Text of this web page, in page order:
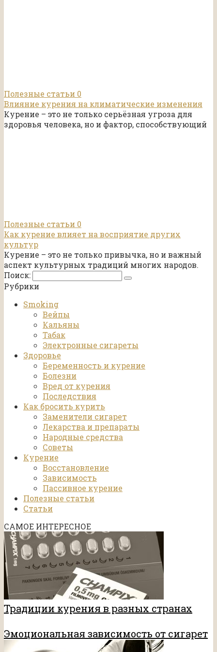
Полезные статьи 0
Влияние курения на климатические изменения
Курение – это не только серьёзная угроза для
здоровья человека, но и фактор, способствующий
Полезные статьи 0
Как курение влияет на восприятие других
культур
Курение – это не только привычка, но и важный
аспект культурных традиций многих народов.
Поиск:
Рубрики
Smoking
Вейпы
Кальяны
Табак
Электронные сигареты
Здоровье
Беременность и курение
Болезни
Вред от курения
Последствия
Как бросить курить
Заменители сигарет
Лекарства и препараты
Народные средства
Советы
Курение
Восстановление
Зависимость
Пассивное курение
Полезные статьи
Статьи
САМОЕ ИНТЕРЕСНОЕ
Традиции курения в разных странах
Эмоциональная зависимость от сигарет